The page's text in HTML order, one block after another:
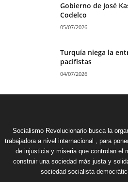
Gobierno de José
Codelco
05/07/2026
Turquía niega la
pacifistas
04/07/2026
Socialismo Revolucionario busca la
trabajadora a nivel internacional , para
de injusticia y miseria que controlan el
construir una sociedad más justa y
sociedad socialista